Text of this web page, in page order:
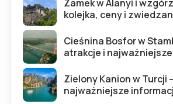
Zamek w Alanyi i
kolejka, ceny i
Cieśnina Bosfor w
atrakcje i
Zielony Kanion w Turcji
najważniejsze